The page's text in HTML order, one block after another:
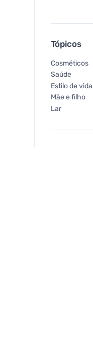
Tópicos
Cosméticos
Saúde
Estilo de vida
Mãe e filho
Lar